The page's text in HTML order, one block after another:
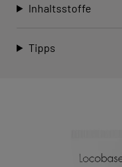
Inhaltsstoffe
Tipps